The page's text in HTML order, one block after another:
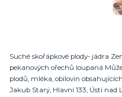
Suché skořápkové plody- jádra
pekanových ořechů loupaná
plodů, mléka, obilovin
Jakub Starý, Hlavní 133, Ústí nad